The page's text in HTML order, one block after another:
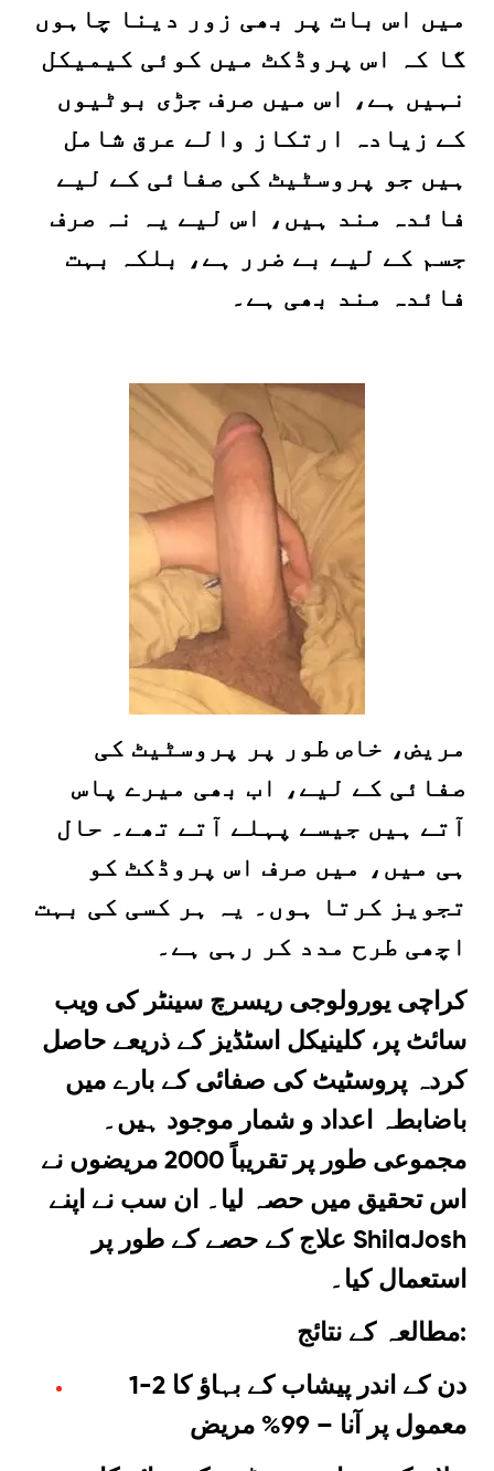
میں اس بات پر بھی زور دینا چاہوں
گا کہ اس پروڈکٹ میں کوئی کیمیکل
نہیں ہے، اس میں صرف جڑی بوٹیوں
کے زیادہ ارتکاز والے عرق شامل
ہیں جو پروسٹیٹ کی صفائی کے لیے
فائدہ مند ہیں، اس لیے یہ نہ صرف
جسم کے لیے بے ضرر ہے، بلکہ بہت
فائدہ مند بھی ہے۔
مریض، خاص طور پر پروسٹیٹ کی
صفائی کے لیے، اب بھی میرے پاس
آتے ہیں جیسے پہلے آتے تھے۔ حال
ہی میں، میں صرف اس پروڈکٹ کو
تجویز کرتا ہوں۔ یہ ہر کسی کی بہت
اچھی طرح مدد کر رہی ہے۔
کراچی یورولوجی ریسرچ سینٹر کی ویب
سائٹ پر، کلینیکل اسٹڈیز کے ذریعے حاصل
کردہ پروسٹیٹ کی صفائی کے بارے میں
باضابطہ اعداد و شمار موجود ہیں۔
مجموعی طور پر تقریباً 2000 مریضوں نے
اس تحقیق میں حصہ لیا۔ ان سب نے اپنے
علاج کے حصے کے طور پر ShilaJosh
استعمال کیا۔
مطالعہ کے نتائج:
1-2 دن کے اندر پیشاب کے بہاؤ کا
معمول پر آنا – 99% مریض